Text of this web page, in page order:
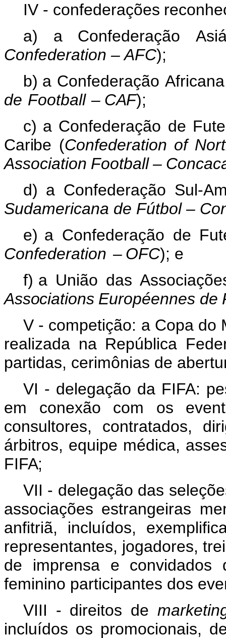
IV - confederações
a) a
Confederação
Confederation – AFC);
b) a Confederação Africana
de Football – CAF);
c) a Confederação de
Caribe (Confederation of
Association Football –
d) a Confederação Sul-
Sudamericana de Fútbol –
e) a Confederação de
Confederation – OFC); e
f) a União das
Associations Européennes de
V - competição: a Copa do
realizada na República
partidas, cerimônias de
VI - delegação da FIFA:
em conexão com os
consultores, contratados,
árbitros, equipe médica,
FIFA;
VII - delegação das
associações estrangeiras
anfitriã, incluídos,
representantes, jogadores,
de imprensa e convidados
feminino participantes dos
VIII - direitos de
incluídos os promocionais,